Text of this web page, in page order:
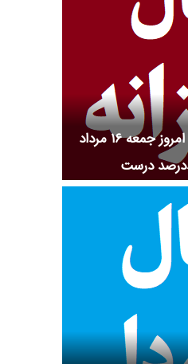
فال روزانه واقعی امروز جمعه ۱۶ مرداد